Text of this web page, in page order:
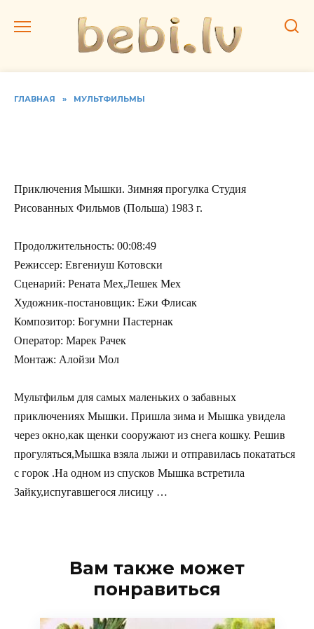
ГЛАВНАЯ » МУЛЬТФИЛЬМЫ
Приключения Мышки. Зимняя прогулка Студия
Рисованных Фильмов (Польша) 1983 г.
Продолжительность: 00:08:49
Режиссер: Евгениуш Котовски
Сценарий: Рената Мех,Лешек Мех
Художник-постановщик: Ежи Флисак
Композитор: Богумни Пастернак
Оператор: Марек Рачек
Монтаж: Алойзи Мол
Мультфильм для самых маленьких о забавных
приключениях Мышки. Пришла зима и Мышка увидела
через окно,как щенки сооружают из снега кошку. Решив
прогуляться,Мышка взяла лыжи и отправилась покататься
с горок .На одном из спусков Мышка встретила
Зайку,испугавшегося лисицу …
Вам также может
понравиться